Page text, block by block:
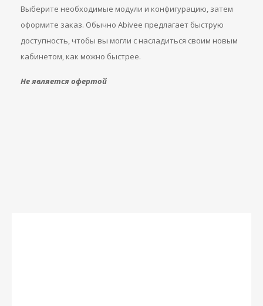
Выберите необходимые модули и конфигурацию, затем
оформите заказ. Обычно Abivee предлагает быструю
доступность, чтобы вы могли с насладиться своим новым
кабинетом, как можно быстрее.
Не является офертой